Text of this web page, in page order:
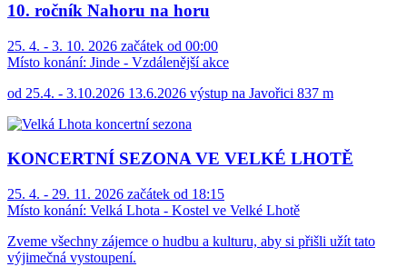
10. ročník Nahoru na horu
25. 4. - 3. 10. 2026 začátek od 00:00
Místo konání: Jinde - Vzdálenější akce
od 25.4. - 3.10.2026 13.6.2026 výstup na Javořici 837 m
KONCERTNÍ SEZONA VE VELKÉ LHOTĚ
25. 4. - 29. 11. 2026 začátek od 18:15
Místo konání: Velká Lhota - Kostel ve Velké Lhotě
Zveme všechny zájemce o hudbu a kulturu, aby si přišli užít tato
výjimečná vystoupení.